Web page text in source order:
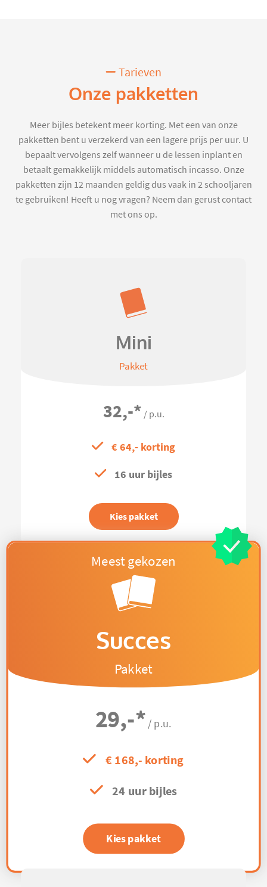
Tarieven
Onze pakketten
Meer bijles betekent meer korting. Met een van onze
pakketten bent u verzekerd van een lagere prijs per uur. U
bepaalt vervolgens zelf wanneer u de lessen inplant en
betaalt gemakkelijk middels automatisch incasso. Onze
pakketten zijn 12 maanden geldig dus vaak in 2 schooljaren
te gebruiken! Heeft u nog vragen? Neem dan gerust contact
met ons op.
Mini
Pakket
32,-* / p.u.
€ 64,- korting
16 uur bijles
Kies pakket
Succes
Pakket
29,-* / p.u.
€ 168,- korting
24 uur bijles
Kies pakket